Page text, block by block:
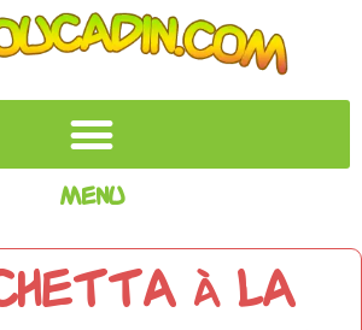
Menu
à la